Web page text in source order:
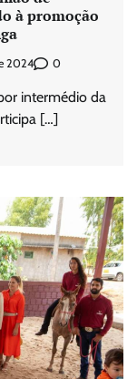
à promoção
2024 0
intermédio da
[…]